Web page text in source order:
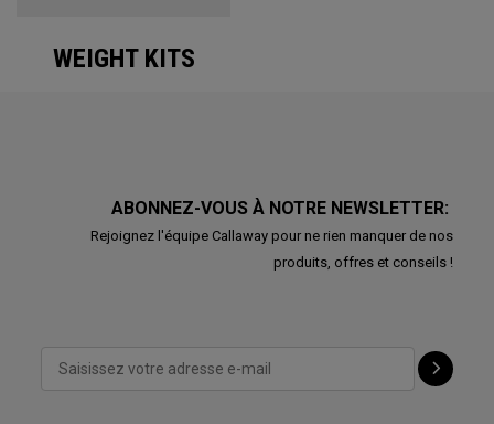
WEIGHT KITS
ABONNEZ-VOUS À NOTRE NEWSLETTER:
Rejoignez l'équipe Callaway pour ne rien manquer de nos
produits, offres et conseils !